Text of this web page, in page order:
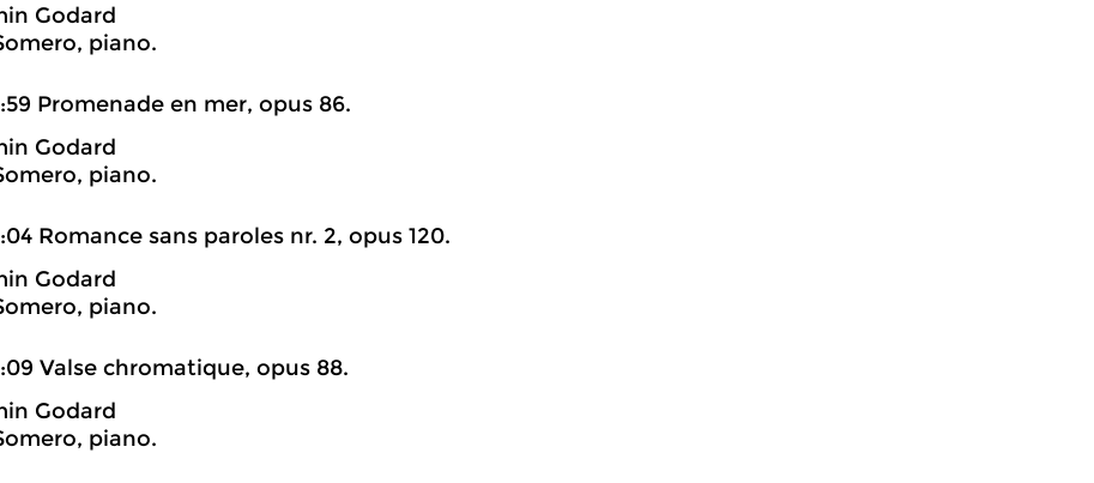
Godard
piano.
Promenade en mer, opus 86.
Godard
piano.
Romance sans paroles nr. 2, opus 120.
Godard
piano.
Valse chromatique, opus 88.
Godard
piano.